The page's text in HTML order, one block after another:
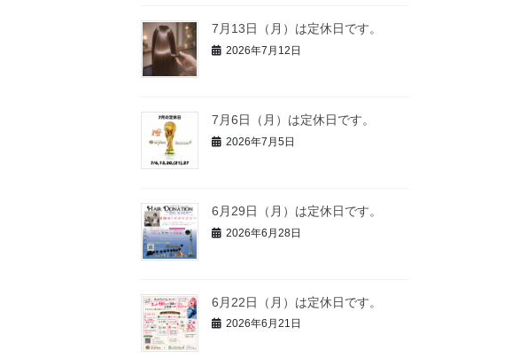
7月13日（月）は定休日です。
2026年7月12日
7月6日（月）は定休日です。
2026年7月5日
6月29日（月）は定休日です。
2026年6月28日
6月22日（月）は定休日です。
2026年6月21日